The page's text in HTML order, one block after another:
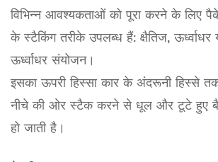
विभिन्न आवश्यकताओं को पूरा करने के लिए
के स्टैकिंग तरीके उपलब्ध हैं: क्षैतिज, ऊर्ध्वाधर
ऊर्ध्वाधर संयोजन।
इसका ऊपरी हिस्सा कार के अंदरूनी हिस्से
नीचे की ओर स्टैक करने से धूल और टूटे हुए
हो जाती है।